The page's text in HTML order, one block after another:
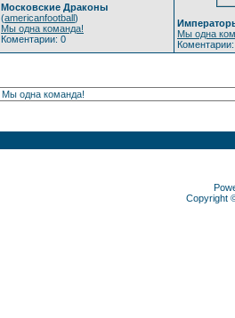
Московские Драконы
(americanfootball)
Мы одна команда!
Коментарии: 0
Мы одна
Copyright